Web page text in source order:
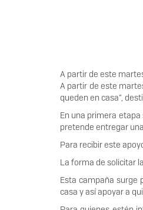
A partir de este
A partir de este
queden en casa”,
En una primera
pretende entregar
Para recibir este
La forma de solicitar
Esta campaña surge
casa y así apoyar a